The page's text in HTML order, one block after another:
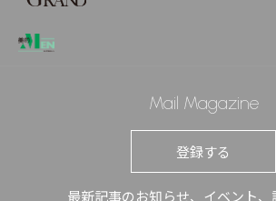
Mail Magazine
登録する
最新記事のお知らせ、イベント、